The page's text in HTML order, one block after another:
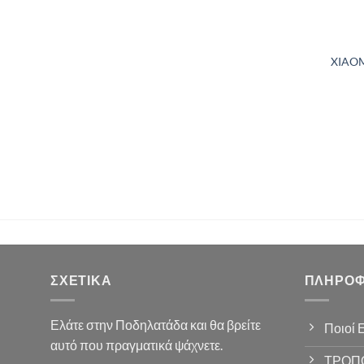
ΣΧΕΤΙΚΆ
Ελάτε στην Ποδηλατάδα και θα βρείτε
αυτό που πραγματικά ψάχνετε.
Ποιοί